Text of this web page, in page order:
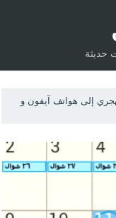
حديثة
إلى هواتف آيفون و